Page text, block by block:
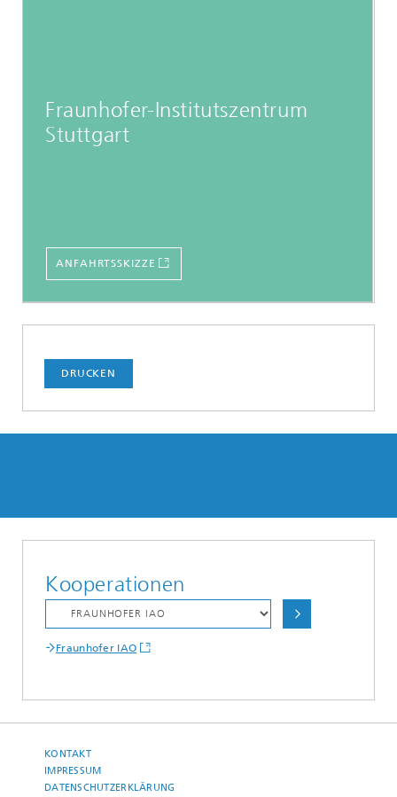
Fraunhofer-Institutszentrum
Stuttgart
ANFAHRTSSKIZZE
DRUCKEN
Kooperationen
Fraunhofer IAO
KONTAKT
IMPRESSUM
DATENSCHUTZERKLÄRUNG